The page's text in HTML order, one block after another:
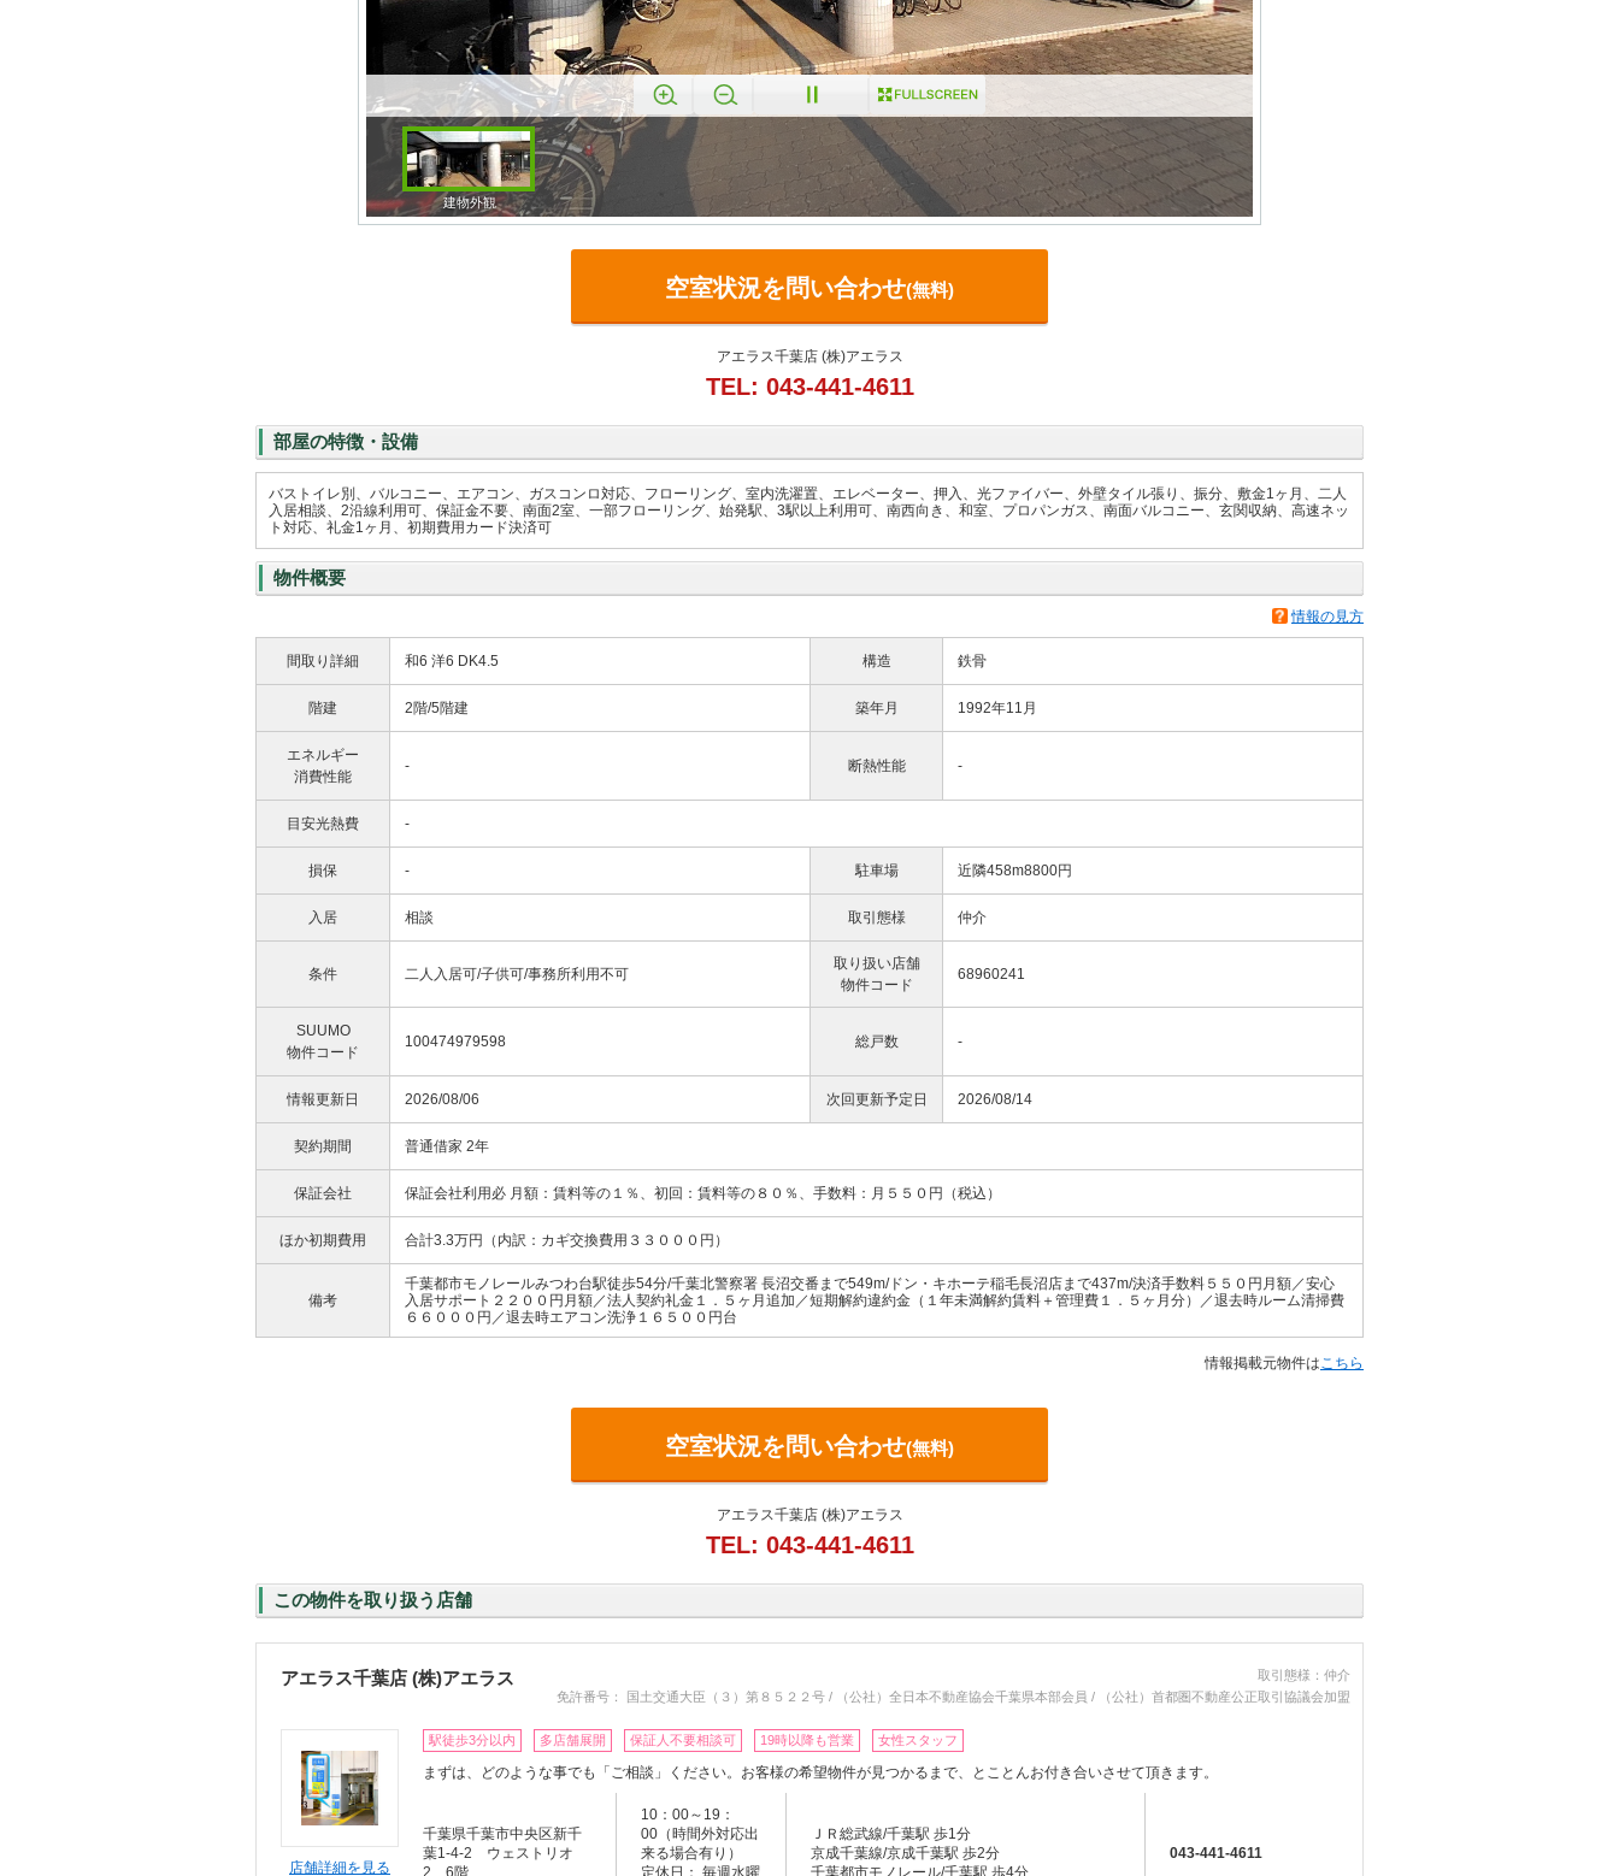
空室状況を問い合わせ(無料)
アエラス千葉店 (株)アエラス
TEL: 043-441-4611
部屋の特徴・設備
バストイレ別、バルコニー、エアコン、ガスコンロ対応、フローリング、室内洗濯置、エレベーター、押入、光ファイバー、外壁タイル張り、振分、敷金1ヶ月、二人
入居相談、2沿線利用可、保証金不要、南面2室、一部フローリング、始発駅、3駅以上利用可、南西向き、和室、プロパンガス、南面バルコニー、玄関収納、高速ネッ
ト対応、礼金1ヶ月、初期費用カード決済可
物件概要
情報の見方
間取り詳細 和6 洋6 DK4.5 構造 鉄骨
階建 2階/5階建 築年月 1992年11月
エネルギー
消費性能
- 断熱性能 -
目安光熱費 -
損保 - 駐車場 近隣458m8800円
入居 相談 取引態様 仲介
条件 二人入居可/子供可/事務所利用不可
取り扱い店舗
物件コード
68960241
SUUMO
物件コード
100474979598 総戸数 -
情報更新日 2026/08/06 次回更新予定日 2026/08/14
契約期間 普通借家 2年
保証会社 保証会社利用必 月額：賃料等の１％、初回：賃料等の８０％、手数料：月５５０円（税込）
ほか初期費用 合計3.3万円（内訳：カギ交換費用３３０００円）
備考
千葉都市モノレールみつわ台駅徒歩54分/千葉北警察署 長沼交番まで549m/ドン・キホーテ稲毛長沼店まで437m/決済手数料５５０円月額／安心
入居サポート２２００円月額／法人契約礼金１．５ヶ月追加／短期解約違約金（１年未満解約賃料＋管理費１．５ヶ月分）／退去時ルーム清掃費
６６０００円／退去時エアコン洗浄１６５００円台
情報掲載元物件はこちら
空室状況を問い合わせ(無料)
アエラス千葉店 (株)アエラス
TEL: 043-441-4611
この物件を取り扱う店舗
アエラス千葉店 (株)アエラス
取引態様：仲介
免許番号： 国土交通大臣（３）第８５２２号 / （公社）全日本不動産協会千葉県本部会員 / （公社）首都圏不動産公正取引協議会加盟
店舗詳細を見る
駅徒歩3分以内 多店舗展開 保証人不要相談可 19時以降も営業 女性スタッフ
まずは、どのような事でも「ご相談」ください。お客様の希望物件が見つかるまで、とことんお付き合いさせて頂きます。
千葉県千葉市中央区新千
葉1-4-2 ウェストリオ
2 6階
10：00～19：
00（時間外対応出
来る場合有り）
定休日： 毎週水曜
ＪＲ総武線/千葉駅 歩1分
京成千葉線/京成千葉駅 歩2分
千葉都市モノレール/千葉駅 歩4分
043-441-4611